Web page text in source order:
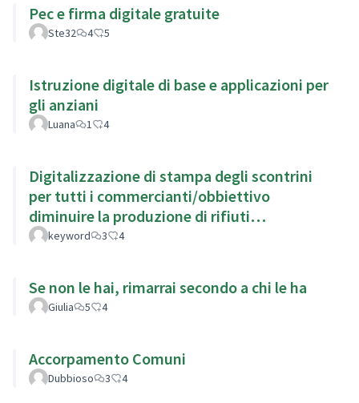
Pec e firma digitale gratuite
Ste32 4 5
Istruzione digitale di base e applicazioni per
gli anziani
Luana 1 4
Digitalizzazione di stampa degli scontrini
per tutti i commercianti/obbiettivo
diminuire la produzione di rifiuti
migliorando l'impatto ambientale
keyword 3 4
Se non le hai, rimarrai secondo a chi le ha
Giulia 5 4
Accorpamento Comuni
Dubbioso 3 4